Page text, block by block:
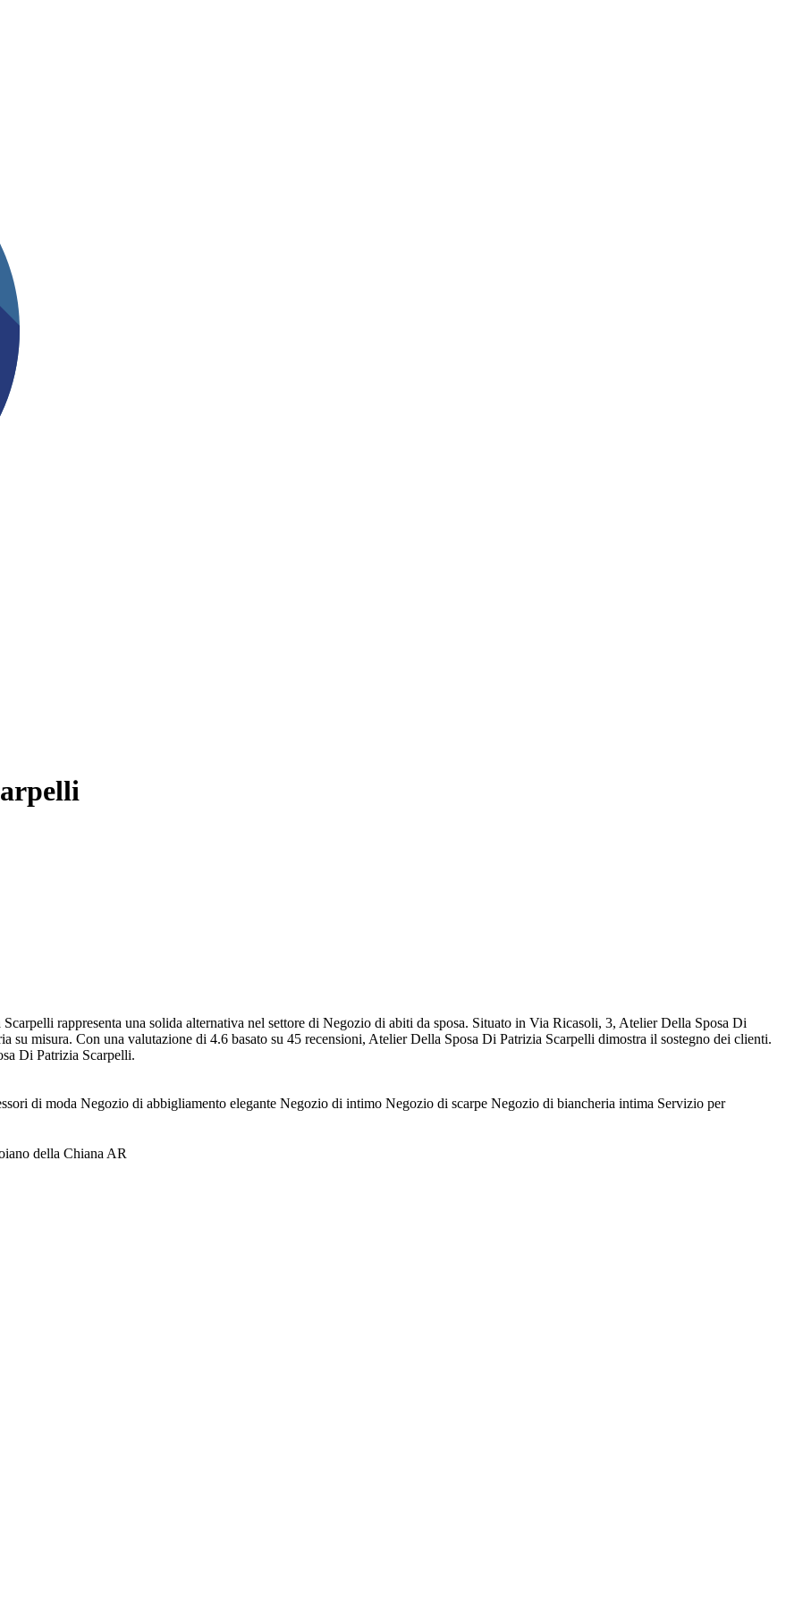
rappresenta una solida alternativa nel settore di Negozio di abiti da sposa. Situato in Via Ricasoli, 3, Atelier Della Sposa Di
su misura. Con una valutazione di 4.6 basato su 45 recensioni, Atelier Della Sposa Di Patrizia Scarpelli dimostra il sostegno dei clienti.
Di Patrizia Scarpelli.
di moda Negozio di abbigliamento elegante Negozio di intimo Negozio di scarpe Negozio di biancheria intima Servizio per
della Chiana AR